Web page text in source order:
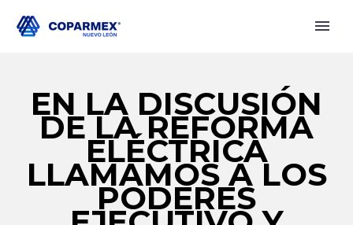
EN LA DISCUSIÓN
DE LA REFORMA
ELÉCTRICA
LLAMAMOS A LOS
PODERES